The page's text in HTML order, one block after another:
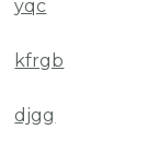
yqc
kfrgb
djgg